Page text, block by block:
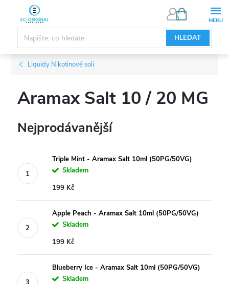
obsah
HLEDAT
NÁKUPNÍ
Liquidy Nikotinové soli
Aramax Salt 10 / 20 MG
Nejprodávanější
Triple Mint - Aramax Salt 10ml (50PG/50VG)
Skladem
199 Kč
Apple Peach - Aramax Salt 10ml (50PG/50VG)
Skladem
199 Kč
Blueberry Ice - Aramax Salt 10ml (50PG/50VG)
Skladem